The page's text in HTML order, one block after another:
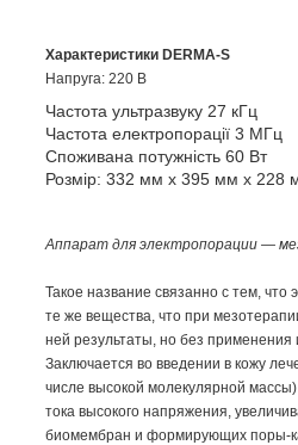
Характеристики DERMA-S
Напруга: 220 В
Частота ультразвуку 27 кГц
Частота електропорації 3 МГц
Споживана потужність 60 Вт
Розмір: 332 мм х 395 мм х 228
Аппарат для электропорации —
Такое название связанно с тем, что
те же вещества, что при
ней результаты, но без применения
Заключается во введении в кожу
числе высокой молекулярной
тока высокого напряжения,
биомембран и формирующих поры-